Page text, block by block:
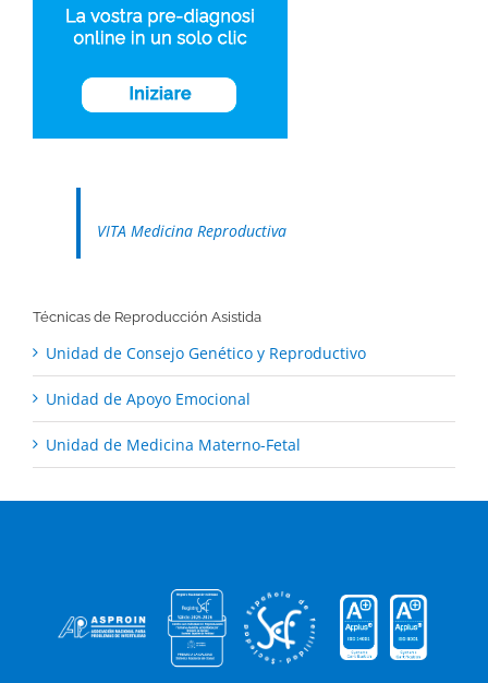
VITA Medicina Reproductiva
Técnicas de Reproducción Asistida
Unidad de Consejo Genético y Reproductivo
Unidad de Apoyo Emocional
Unidad de Medicina Materno-Fetal